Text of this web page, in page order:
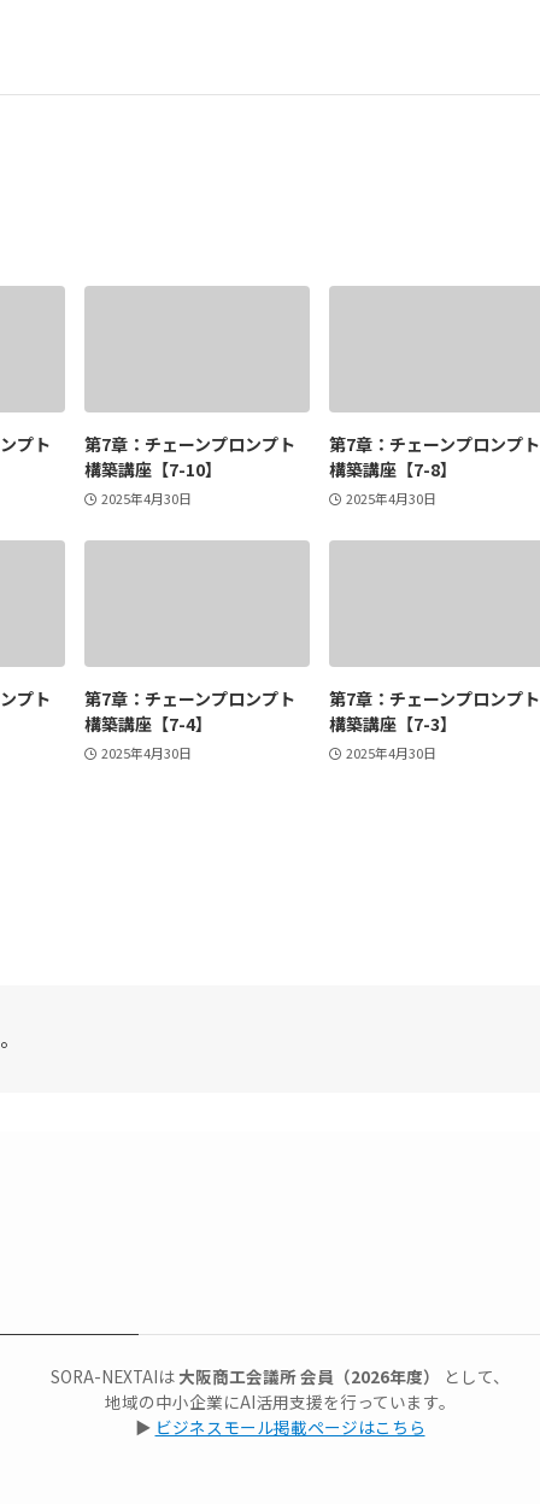
プト
第7章：チェーンプロンプト
構築講座【7-10】
2025年4月30日
第7章：チェーンプロンプト
構築講座【7-8】
2025年4月30日
プト
第7章：チェーンプロンプト
構築講座【7-4】
2025年4月30日
第7章：チェーンプロンプト
構築講座【7-3】
2025年4月30日
SORA-NEXTAIは 大阪商工会議所 会員（2026年度）
として、
地域の中小企業にAI活用支援を行っています。
▶ ビジネスモール掲載ページはこちら